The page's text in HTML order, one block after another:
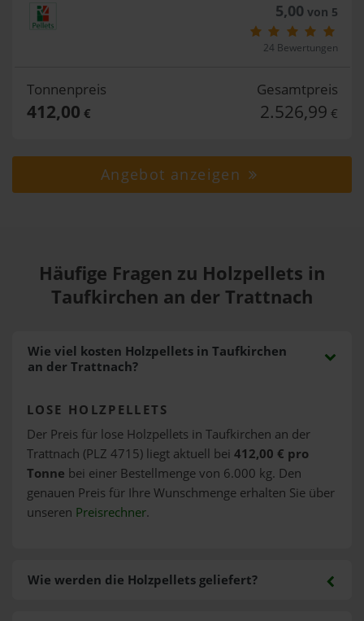
5,00 von 5
24 Bewertungen
Tonnenpreis
412,00 €
Gesamtpreis
2.526,99 €
Angebot anzeigen
Häufige Fragen zu Holzpellets in
Taufkirchen an der Trattnach
Wie viel kosten Holzpellets in Taufkirchen
an der Trattnach?
LOSE HOLZPELLETS
Der Preis für lose Holzpellets in Taufkirchen an der
Trattnach (PLZ 4715) liegt aktuell bei 412,00 € pro
Tonne bei einer Bestellmenge von 6.000 kg. Den
genauen Preis für Ihre Wunschmenge erhalten Sie über
unseren Preisrechner.
Wie werden die Holzpellets geliefert?